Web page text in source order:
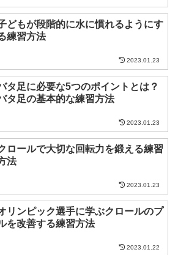
どもが段階的に水に慣れるようにす
練習方法
2023.01.23
タ足に必要な5つのポイントとは？
タ足の基本的な練習方法
2023.01.23
ロールで大切な回転力を鍛える練習
法
2023.01.23
リンピック選手に学ぶクロールのプ
を改善する練習方法
2023.01.22